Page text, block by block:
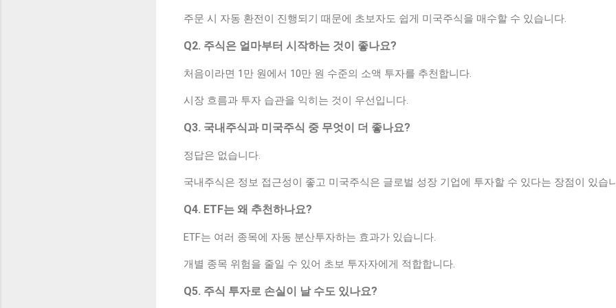
주문 시 자동 환전이 진행되기 때문에 초보자도 쉽게 미국주식을 매수할 수 있습니다.
Q2. 주식은 얼마부터 시작하는 것이 좋나요?
처음이라면 1만 원에서 10만 원 수준의 소액 투자를 추천합니다.
시장 흐름과 투자 습관을 익히는 것이 우선입니다.
Q3. 국내주식과 미국주식 중 무엇이 더 좋나요?
정답은 없습니다.
국내주식은 정보 접근성이 좋고 미국주식은 글로벌 성장 기업에 투자할 수 있다는 장점이 있습
Q4. ETF는 왜 추천하나요?
ETF는 여러 종목에 자동 분산투자하는 효과가 있습니다.
개별 종목 위험을 줄일 수 있어 초보 투자자에게 적합합니다.
Q5. 주식 투자로 손실이 날 수도 있나요?